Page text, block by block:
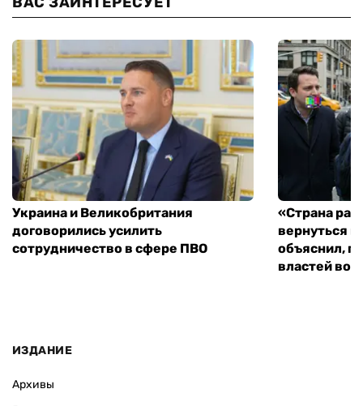
Украина и Великобритания
договорились усилить
сотрудничество в сфере ПВО
«Страна
вернуться
объяснил,
властей
ИЗДАНИЕ
Архивы